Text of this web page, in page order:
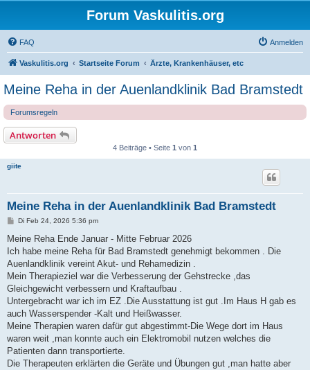
Forum Vaskulitis.org
FAQ Anmelden
Vaskulitis.org Startseite Forum Ärzte, Krankenhäuser, etc
Meine Reha in der Auenlandklinik Bad Bramstedt
Forumsregeln
Antworten
4 Beiträge • Seite 1 von 1
giite
Meine Reha in der Auenlandklinik Bad Bramstedt
B
i
r
a
Di Feb 24, 2026 5:36 pm
Meine Reha Ende Januar - Mitte Februar 2026
Ich habe meine Reha für Bad Bramstedt genehmigt bekommen . Die
Auenlandklinik vereint Akut- und Rehamedizin .
Mein Therapieziel war die Verbesserung der Gehstrecke ,das
Gleichgewicht verbessern und Kraftaufbau .
Untergebracht war ich im EZ .Die Ausstattung ist gut .Im Haus H gab es
auch Wasserspender -Kalt und Heißwasser.
Meine Therapien waren dafür gut abgestimmt-Die Wege dort im Haus
waren weit ,man konnte auch ein Elektromobil nutzen welches die
Patienten dann transportierte.
Die Therapeuten erklärten die Geräte und Übungen gut ,man hatte aber